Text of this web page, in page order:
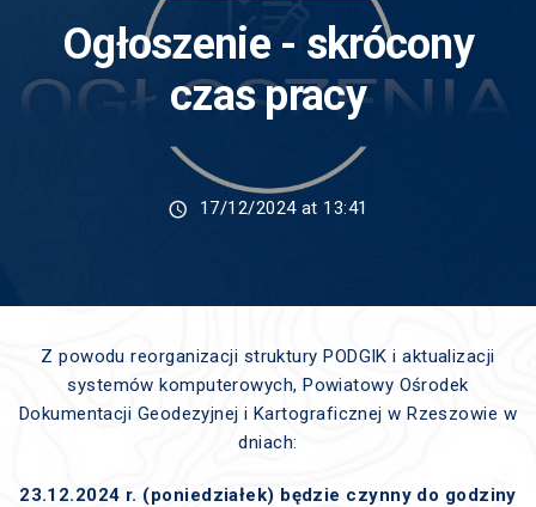
Ogłoszenie - skrócony
czas pracy
17/12/2024 at 13:41
Z powodu reorganizacji struktury PODGIK i aktualizacji
systemów komputerowych, Powiatowy Ośrodek
Dokumentacji Geodezyjnej i Kartograficznej w Rzeszowie w
dniach:
23.12.2024 r. (poniedziałek) będzie czynny do godziny